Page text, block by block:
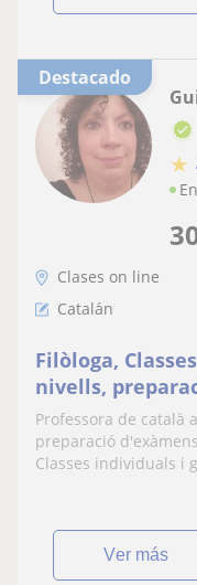
Destacado
★
Clases on line
Catalán
Filòloga,
nivells,
Professora de català
preparació
Classes individuals i
ver más